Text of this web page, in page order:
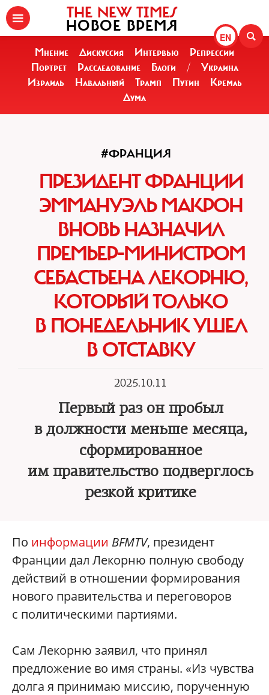
EN
THE NEW TIMES
НОВОЕ ВРЕМЯ
Мнение Дискуссия Интервью
Репрессии
Портрет
Расследование Блоги /
Украина
Израиль
Навальный Трамп Путин
Кремль
Дума
#ФРАНЦИЯ
ПРЕЗИДЕНТ ФРАНЦИИ
ЭММАНУЭЛЬ МАКРОН
ВНОВЬ НАЗНАЧИЛ
ПРЕМЬЕР-МИНИСТРОМ
СЕБАСТЬЕНА ЛЕКОРНЮ,
КОТОРЫЙ ТОЛЬКО
В ПОНЕДЕЛЬНИК УШЕЛ
В ОТСТАВКУ
2025.10.11
Первый раз он пробыл
в должности меньше месяца,
сформированное
им правительство подверглось
резкой критике
По информации BFMTV, президент
Франции дал Лекорню полную свободу
действий в отношении формирования
нового правительства и переговоров
с политическими партиями.
Сам Лекорню заявил, что принял
предложение во имя страны. «Из чувства
долга я принимаю миссию, порученную